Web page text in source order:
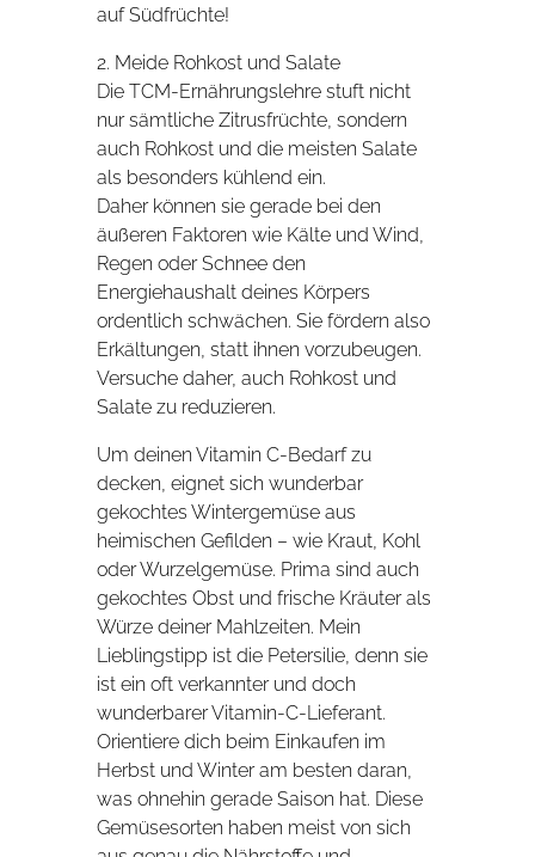
auf Südfrüchte!
2. Meide Rohkost und Salate
Die TCM-Ernährungslehre stuft nicht
nur sämtliche Zitrusfrüchte, sondern
auch Rohkost und die meisten Salate
als besonders kühlend ein.
Daher können sie gerade bei den
äußeren Faktoren wie Kälte und Wind,
Regen oder Schnee den
Energiehaushalt deines Körpers
ordentlich schwächen. Sie fördern also
Erkältungen, statt ihnen vorzubeugen.
Versuche daher, auch Rohkost und
Salate zu reduzieren.
Um deinen Vitamin C-Bedarf zu
decken, eignet sich wunderbar
gekochtes Wintergemüse aus
heimischen Gefilden – wie Kraut, Kohl
oder Wurzelgemüse. Prima sind auch
gekochtes Obst und frische Kräuter als
Würze deiner Mahlzeiten. Mein
Lieblingstipp ist die Petersilie, denn sie
ist ein oft verkannter und doch
wunderbarer Vitamin-C-Lieferant.
Orientiere dich beim Einkaufen im
Herbst und Winter am besten daran,
was ohnehin gerade Saison hat. Diese
Gemüsesorten haben meist von sich